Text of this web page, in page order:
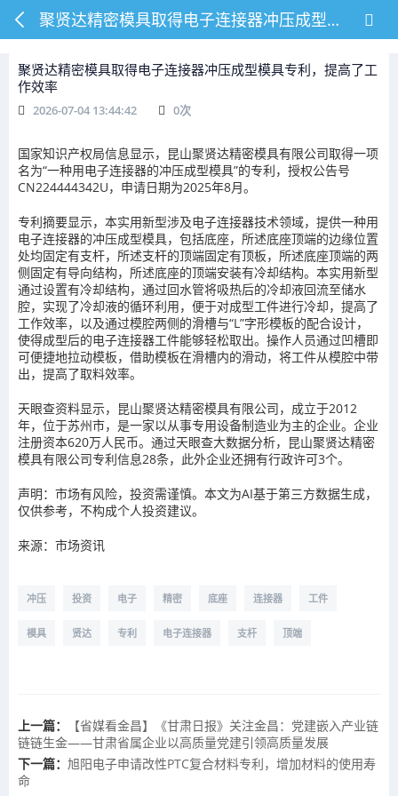
聚贤达精密模具取得电子连接器冲压成型模具专利，提高了工作效率
聚贤达精密模具取得电子连接器冲压成型模具专利，提高了工
作效率
2026-07-04 13:44:42 0次
国家知识产权局信息显示，昆山聚贤达精密模具有限公司取得一项
名为“一种用电子连接器的冲压成型模具”的专利，授权公告号
CN224444342U，申请日期为2025年8月。
专利摘要显示，本实用新型涉及电子连接器技术领域，提供一种用
电子连接器的冲压成型模具，包括底座，所述底座顶端的边缘位置
处均固定有支杆，所述支杆的顶端固定有顶板，所述底座顶端的两
侧固定有导向结构，所述底座的顶端安装有冷却结构。本实用新型
通过设置有冷却结构，通过回水管将吸热后的冷却液回流至储水
腔，实现了冷却液的循环利用，便于对成型工件进行冷却，提高了
工作效率，以及通过模腔两侧的滑槽与“L”字形模板的配合设计，
使得成型后的电子连接器工件能够轻松取出。操作人员通过凹槽即
可便捷地拉动模板，借助模板在滑槽内的滑动，将工件从模腔中带
出，提高了取料效率。
天眼查资料显示，昆山聚贤达精密模具有限公司，成立于2012
年，位于苏州市，是一家以从事专用设备制造业为主的企业。企业
注册资本620万人民币。通过天眼查大数据分析，昆山聚贤达精密
模具有限公司专利信息28条，此外企业还拥有行政许可3个。
声明：市场有风险，投资需谨慎。本文为AI基于第三方数据生成，
仅供参考，不构成个人投资建议。
来源：市场资讯
冲压 投资 电子 精密 底座 连接器 工件
模具 贤达 专利 电子连接器 支杆 顶端
上一篇：
【省媒看金昌】《甘肃日报》关注金昌：党建嵌入产业链
链链生金——甘肃省属企业以高质量党建引领高质量发展
下一篇： 旭阳电子申请改性PTC复合材料专利，增加材料的使用寿
命